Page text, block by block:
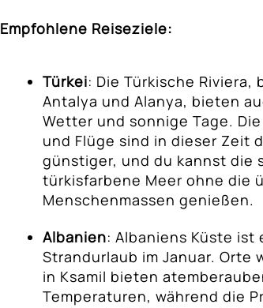
Empfohlene Reiseziele:
Türkei: Die Türkische
Antalya und Alanya, bieten
Wetter und sonnige Tage.
und Flüge sind in dieser Zeit
günstiger, und du kannst die
türkisfarbene Meer ohne die
Menschenmassen genießen.
Albanien: Albaniens Küste
Strandurlaub im Januar. Orte
in Ksamil bieten
Temperaturen, während die